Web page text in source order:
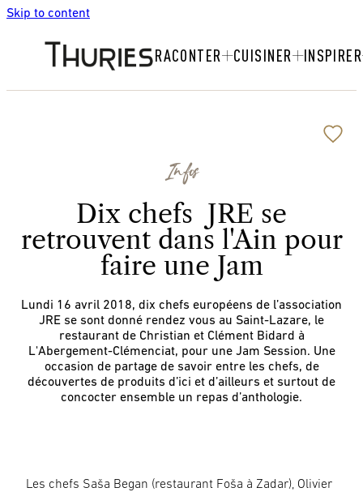
Skip to content
RACONTER CUISINER INSPIRER
Infos
Dix chefs JRE se
retrouvent dans l'Ain pour
faire une Jam
Lundi 16 avril 2018, dix chefs européens de l’association
JRE se sont donné rendez vous au Saint-Lazare, le
restaurant de Christian et Clément Bidard à
L'Abergement-Clémenciat, pour une Jam Session. Une
occasion de partage de savoir entre les chefs, de
découvertes de produits d’ici et d’ailleurs et surtout de
concocter ensemble un repas d’anthologie.
Les chefs Saša Began (restaurant Foša à Zadar), Olivier